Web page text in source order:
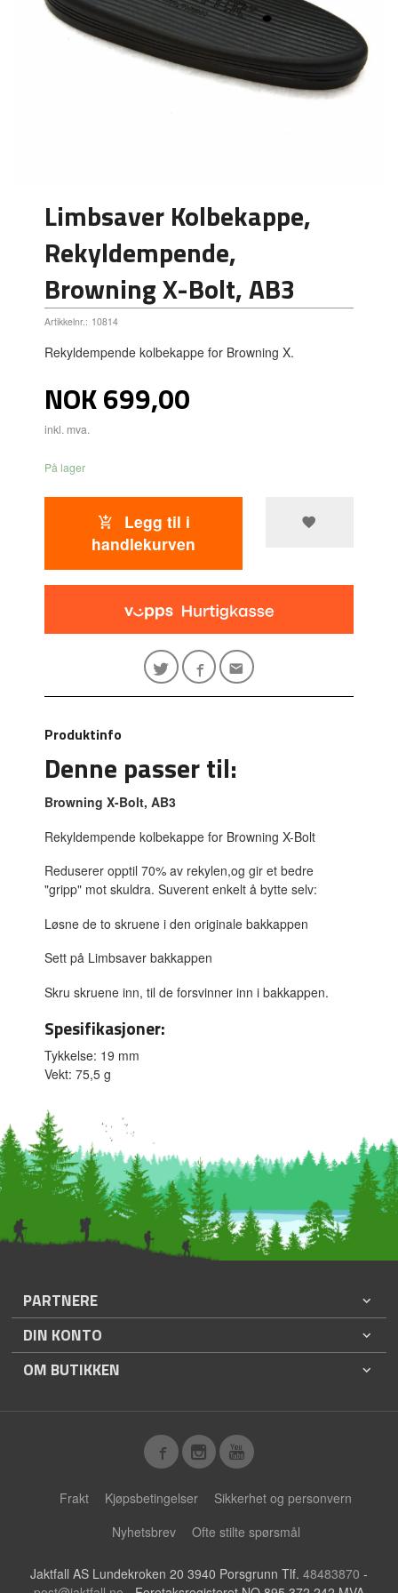
Limbsaver Kolbekappe,
Rekyldempende,
Browning X-Bolt, AB3
Artikkelnr.: 10814
Rekyldempende kolbekappe for Browning X.
Pris
NOK699,00
inkl. mva.
På lager
Legg til i
handlekurven
Produktinfo
Denne passer til:
Browning X-Bolt, AB3
Rekyldempende kolbekappe for Browning X-Bolt
Reduserer opptil 70% av rekylen,og gir et bedre
"gripp" mot skuldra. Suverent enkelt å bytte selv:
Løsne de to skruene i den originale bakkappen
Sett på Limbsaver bakkappen
Skru skruene inn, til de forsvinner inn i bakkappen.
Spesifikasjoner:
Tykkelse: 19 mm
Vekt: 75,5 g
PARTNERE
DIN KONTO
OM BUTIKKEN
Frakt Kjøpsbetingelser
Sikkerhet og personvern
Nyhetsbrev
Ofte stilte spørsmål
Jaktfall AS Lundekroken 20 3940 Porsgrunn Tlf. 48483870 -